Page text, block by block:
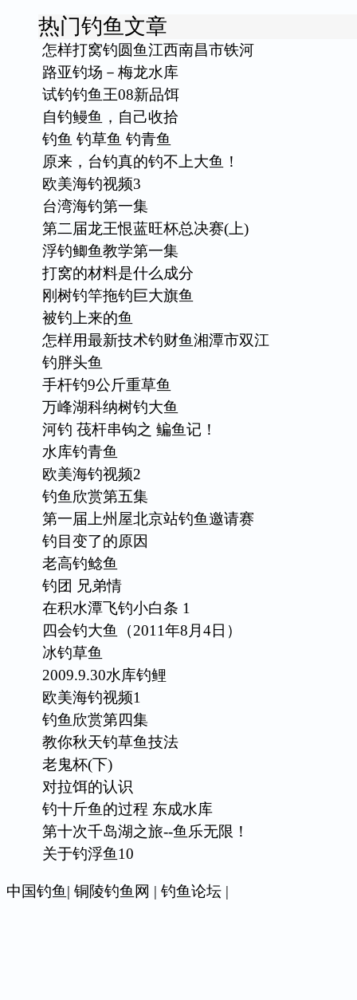
热门钓鱼文章
怎样打窝钓圆鱼江西南昌市铁河
路亚钓场－梅龙水库
试钓钓鱼王08新品饵
自钓鳗鱼，自己收拾
钓鱼 钓草鱼 钓青鱼
原来，台钓真的钓不上大鱼！
欧美海钓视频3
台湾海钓第一集
第二届龙王恨蓝旺杯总决赛(上)
浮钓鲫鱼教学第一集
打窝的材料是什么成分
刚树钓竿拖钓巨大旗鱼
被钓上来的鱼
怎样用最新技术钓财鱼湘潭市双江
钓胖头鱼
手杆钓9公斤重草鱼
万峰湖科纳树钓大鱼
河钓 茷杆串钩之 鳊鱼记！
水库钓青鱼
欧美海钓视频2
钓鱼欣赏第五集
第一届上州屋北京站钓鱼邀请赛
钓目变了的原因
老高钓鲶鱼
钓团 兄弟情
在积水潭飞钓小白条 1
四会钓大鱼（2011年8月4日）
冰钓草鱼
2009.9.30水库钓鲤
欧美海钓视频1
钓鱼欣赏第四集
教你秋天钓草鱼技法
老鬼杯(下)
对拉饵的认识
钓十斤鱼的过程 东成水库
第十次千岛湖之旅--鱼乐无限！
关于钓浮鱼10
中国钓鱼| 铜陵钓鱼网 | 钓鱼论坛 |